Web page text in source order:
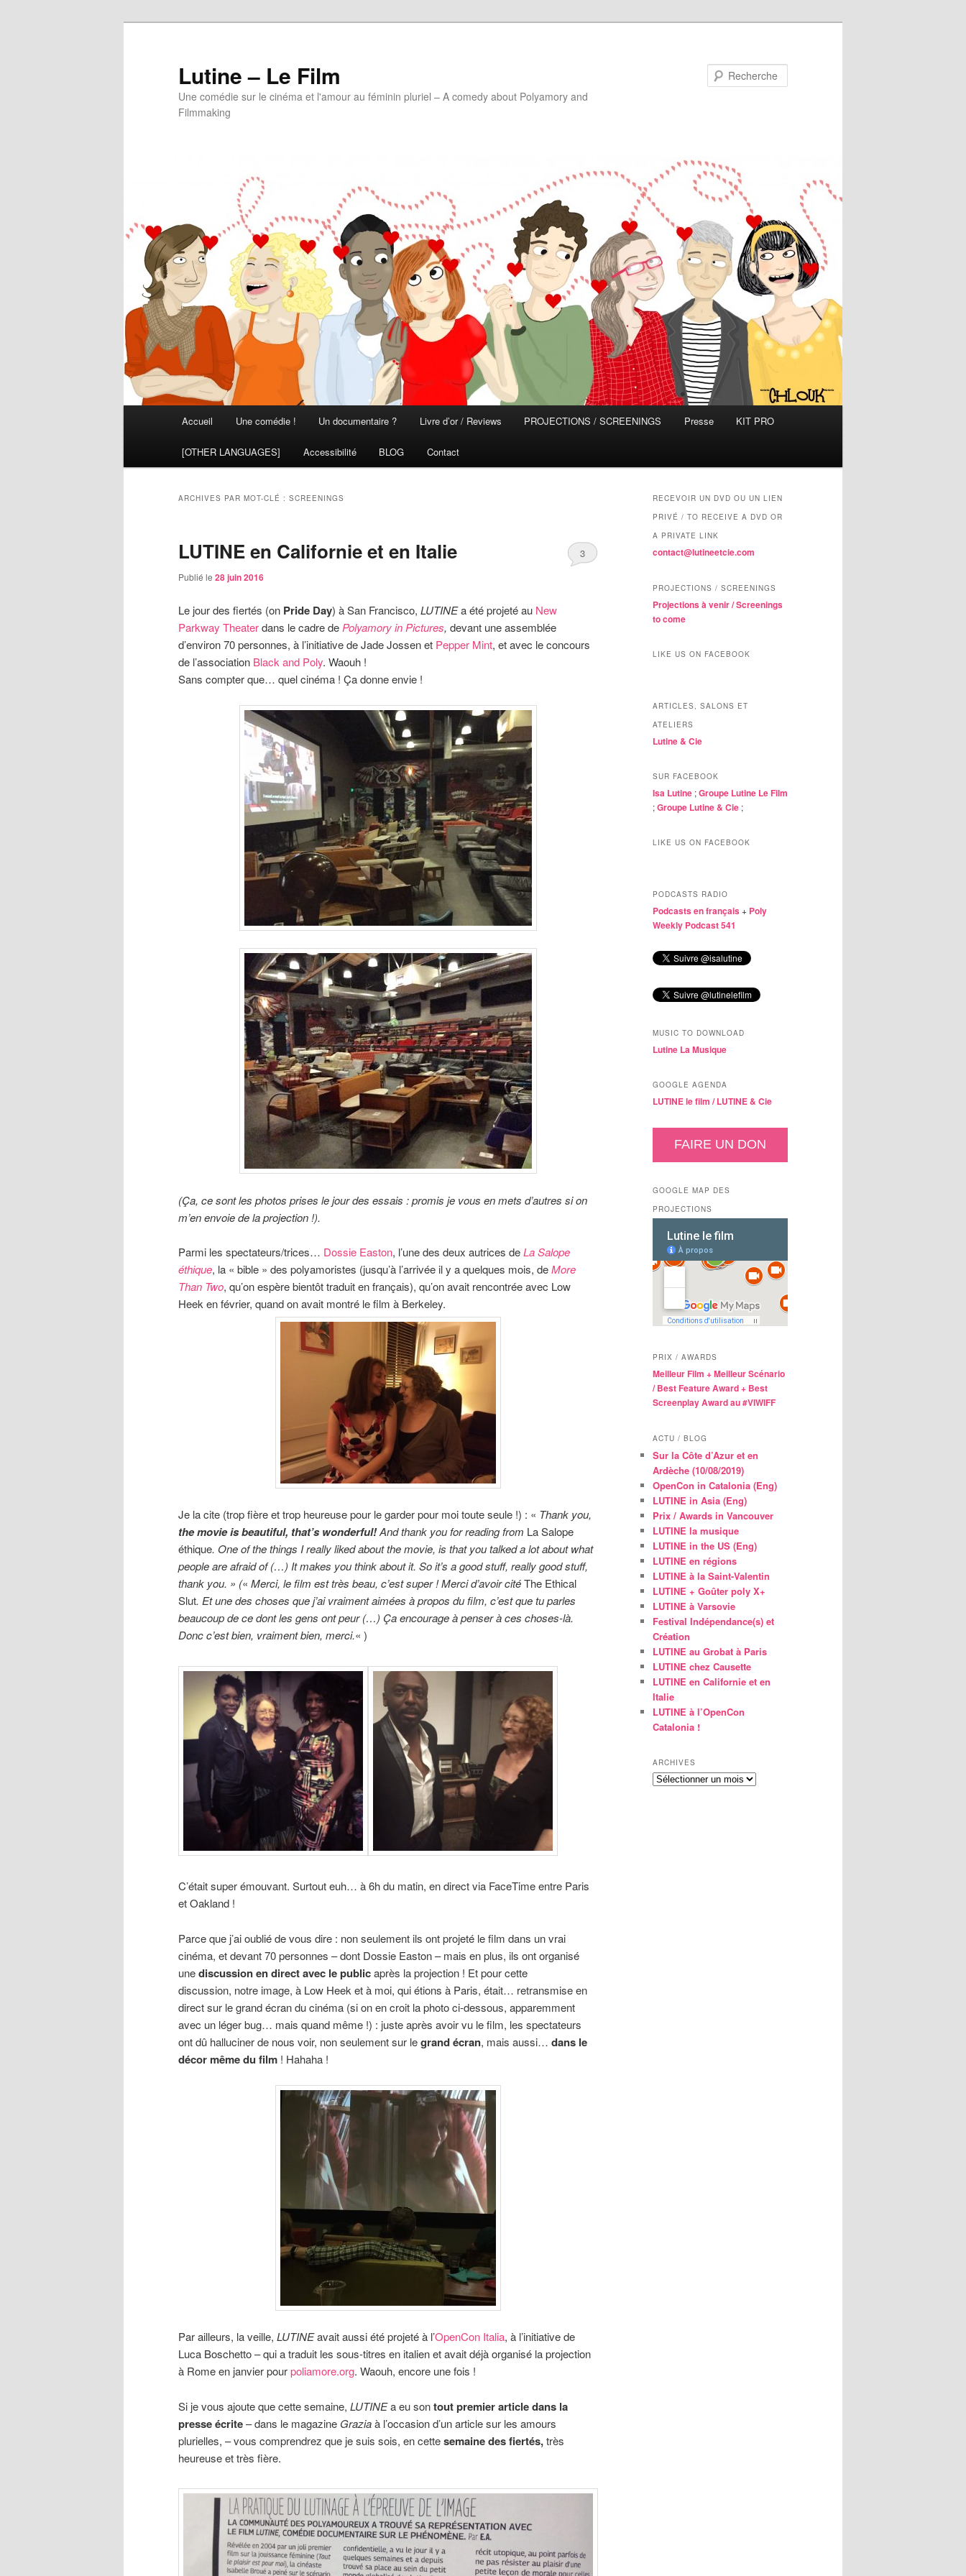
Lutine – Le Film
Une comédie sur le cinéma et l'amour au féminin pluriel – A comedy about Polyamory and
Filmmaking
Accueil Une comédie ! Un documentaire ? Livre d’or / Reviews PROJECTIONS / SCREENINGS Presse KIT PRO
[OTHER LANGUAGES] Accessibilité BLOG Contact
ARCHIVES PAR MOT-CLÉ : SCREENINGS
LUTINE en Californie et en Italie
Publié le 28 juin 2016
3
Le jour des fiertés (on Pride Day) à San Francisco, LUTINEa été projeté au New
Parkway Theaterdans le cadre de Polyamory in Pictures, devant une assemblée
d’environ 70 personnes, à l’initiative de Jade Jossen et Pepper Mint, et avec le concours
de l’association Black and Poly. Waouh !
Sans compter que… quel cinéma ! Ça donne envie !
(Ça, ce sont les photos prises le jour des essais : promis je vous en mets d’autres si on
m’en envoie de la projection !).
Parmi les spectateurs/trices… Dossie Easton, l’une des deux autrices deLa Salope
éthique, la « bible » des polyamoristes (jusqu’à l’arrivée il y a quelques mois, deMore
Than Two, qu’on espère bientôt traduit en français), qu’on avait rencontrée avec Low
Heek en février, quand on avait montré le film à Berkeley.
Je la cite (trop fière et trop heureuse pour le garder pour moi toute seule !) : « Thank you,
the movie is beautiful, that’s wonderful!And thank you for reading from La Salope
éthique. One of the things I really liked about the movie, is that you talked a lot about what
people are afraid of (…) It makes you think about it. So it’s a good stuff, really good stuff,
thank you. » (« Merci, le film est très beau, c’est super ! Merci d’avoir citéThe Ethical
Slut. Et une des choses que j’ai vraiment aimées à propos du film, c’est que tu parles
beaucoup de ce dont les gens ont peur (…) Ça encourage à penser à ces choses-là.
Donc c’est bien, vraiment bien, merci.« )
C’était super émouvant. Surtout euh… à 6h du matin, en direct via FaceTime entre Paris
et Oakland !
Parce que j’ai oublié de vous dire : non seulement ils ont projeté le film dans un vrai
cinéma, et devant 70 personnes – dont Dossie Easton – mais en plus, ils ont organisé
unediscussion en direct avec le publicaprès la projection ! Et pour cette
discussion, notre image, à Low Heek et à moi, qui étions à Paris, était… retransmise en
direct sur le grand écran du cinéma (si on en croit la photo ci-dessous, apparemment
avec un léger bug… mais quand même !) : juste après avoir vu le film, les spectateurs
ont dû halluciner de nous voir, non seulement sur legrand écran, mais aussi… dans le
décor même du film ! Hahaha !
Par ailleurs, la veille, LUTINEavait aussi été projeté à l’OpenCon Italia, à l’initiative de
Luca Boschetto – qui a traduit les sous-titres en italien et avait déjà organisé la projection
à Rome en janvier pourpoliamore.org. Waouh, encore une fois !
Si je vous ajoute que cette semaine, LUTINEa eu sontout premier article dans la
presse écrite– dans le magazine Graziaà l’occasion d’un article sur les amours
plurielles, – vous comprendrez que je suis sois, en cettesemaine des fiertés,très
heureuse et très fière.
RECEVOIR UN DVD OU UN LIEN
PRIVÉ / TO RECEIVE A DVD OR
A PRIVATE LINK
contact@lutineetcie.com
PROJECTIONS / SCREENINGS
Projections à venir / Screenings
to come
LIKE US ON FACEBOOK
ARTICLES, SALONS ET
ATELIERS
Lutine & Cie
SUR FACEBOOK
Isa Lutine ;Groupe Lutine Le Film
;Groupe Lutine & Cie ;
LIKE US ON FACEBOOK
PODCASTS RADIO
Podcasts en français+ Poly
Weekly Podcast 541
MUSIC TO DOWNLOAD
Lutine La Musique
GOOGLE AGENDA
LUTINE le film /LUTINE & Cie
FAIRE UN DON
GOOGLE MAP DES
PROJECTIONS
PRIX / AWARDS
Meilleur Film + Meilleur Scénario
/ Best Feature Award + Best
Screenplay Award au #VIWIFF
ACTU / BLOG
Sur la Côte d’Azur et en
Ardèche (10/08/2019)
OpenCon in Catalonia (Eng)
LUTINE in Asia (Eng)
Prix / Awards in Vancouver
LUTINE la musique
LUTINE in the US (Eng)
LUTINE en régions
LUTINE à la Saint-Valentin
LUTINE + Goûter poly X+
LUTINE à Varsovie
Festival Indépendance(s) et
Création
LUTINE au Grobat à Paris
LUTINE chez Causette
LUTINE en Californie et en
Italie
LUTINE à l’OpenCon
Catalonia !
ARCHIVES
Archives